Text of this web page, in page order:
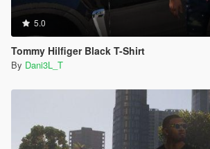
5.0
Tommy Hilfiger Black T-Shirt
By Dani3L_T